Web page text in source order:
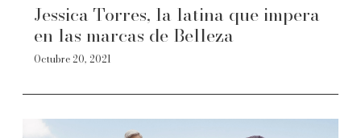
Jessica Torres, la latina que impera
en las marcas de Belleza
Octubre 20, 2021